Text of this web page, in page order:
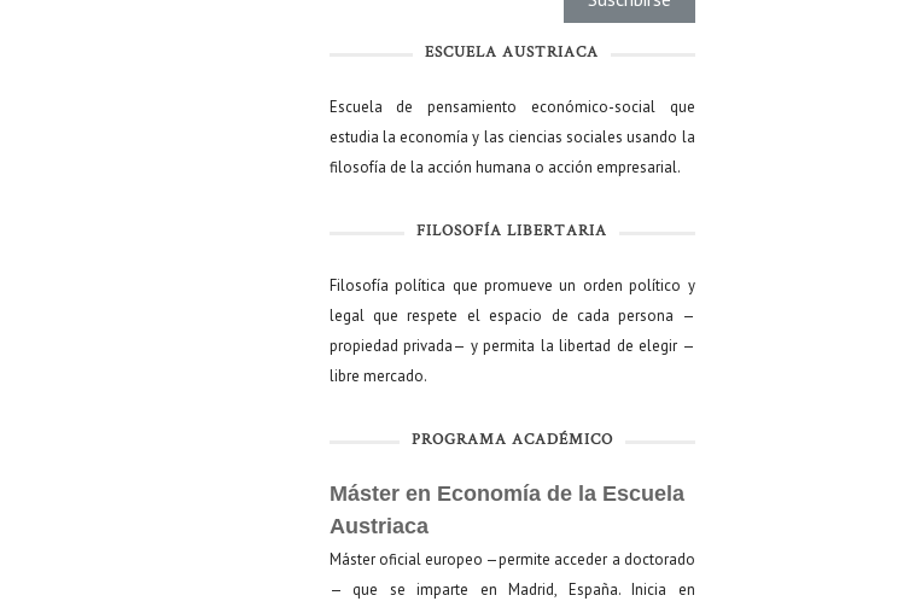
ESCUELA AUSTRIACA
Escuela de pensamiento económico-social que
estudia la economía y las ciencias sociales usando la
filosofía de la acción humana o acción empresarial.
FILOSOFÍA LIBERTARIA
Filosofía política que promueve un orden político y
legal que respete el espacio de cada persona —
propiedad privada— y permita la libertad de elegir —
libre mercado.
PROGRAMA ACADÉMICO
Máster en Economía de la Escuela
Austriaca
Máster oficial europeo —permite acceder a doctorado
— que se imparte en Madrid, España. Inicia en